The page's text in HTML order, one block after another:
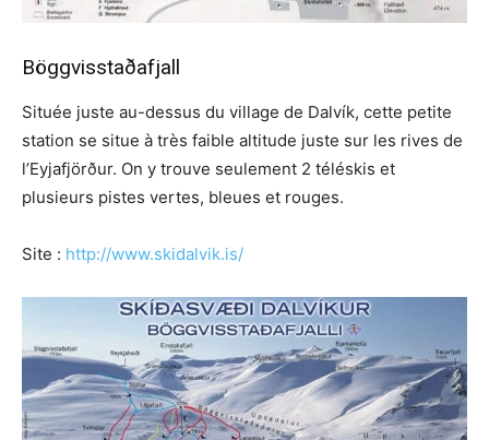
Böggvisstaðafjall
Située juste au-dessus du village de Dalvík, cette petite
station se situe à très faible altitude juste sur les rives de
l’Eyjafjörður. On y trouve seulement 2 téléskis et
plusieurs pistes vertes, bleues et rouges.
Site : http://www.skidalvik.is/